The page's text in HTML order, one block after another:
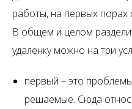
работы, на первых порах
В общем и целом
удаленку можно на три
первый – это
решаемые. Сюда